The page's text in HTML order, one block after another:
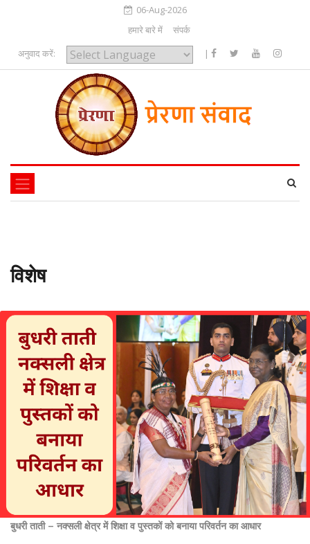
06-Aug-2026
हमारे बारे में
संपर्क
अनुवाद करें:
Powered by
|
विशेष
बुधरी ताती – नक्सली क्षेत्र में शिक्षा व पुस्तकों को बनाया परिवर्तन का आधार